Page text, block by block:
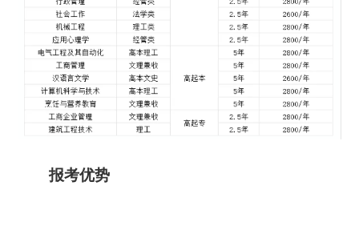
报考优势